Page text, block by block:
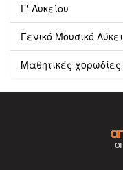
Γ' Λυκείου
Γενικό Μουσικό
Μαθητικές